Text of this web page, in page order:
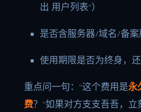
出 用户列表”）
是否含服务器/域名/备案
使用期限是否为终身，
重点问一句：“这个费用是永
费？”如果对方支支吾吾，立